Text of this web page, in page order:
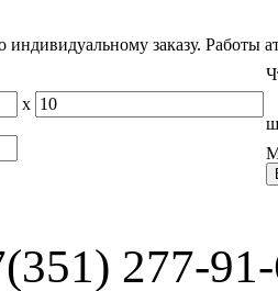
заказу. Работы
x
277-